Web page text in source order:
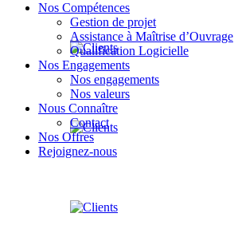
Nos Compétences
Gestion de projet
Assistance à Maîtrise d’Ouvrage
Qualification Logicielle
Nos Engagements
Nos engagements
Nos valeurs
Nous Connaître
Contact
Nos Offres
Rejoignez-nous